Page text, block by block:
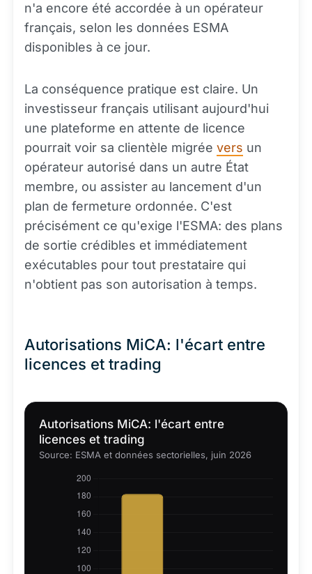
n'a encore été accordée à un opérateur
français, selon les données ESMA
disponibles à ce jour.
La conséquence pratique est claire. Un
investisseur français utilisant aujourd'hui
une plateforme en attente de licence
pourrait voir sa clientèle migrée vers un
opérateur autorisé dans un autre État
membre, ou assister au lancement d'un
plan de fermeture ordonnée. C'est
précisément ce qu'exige l'ESMA: des plans
de sortie crédibles et immédiatement
exécutables pour tout prestataire qui
n'obtient pas son autorisation à temps.
Autorisations MiCA: l'écart entre
licences et trading
Autorisations MiCA: l'écart entre
licences et trading
Source: ESMA et données sectorielles, juin 2026